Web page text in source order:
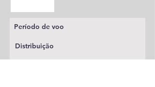
Período de voo
Distribuição